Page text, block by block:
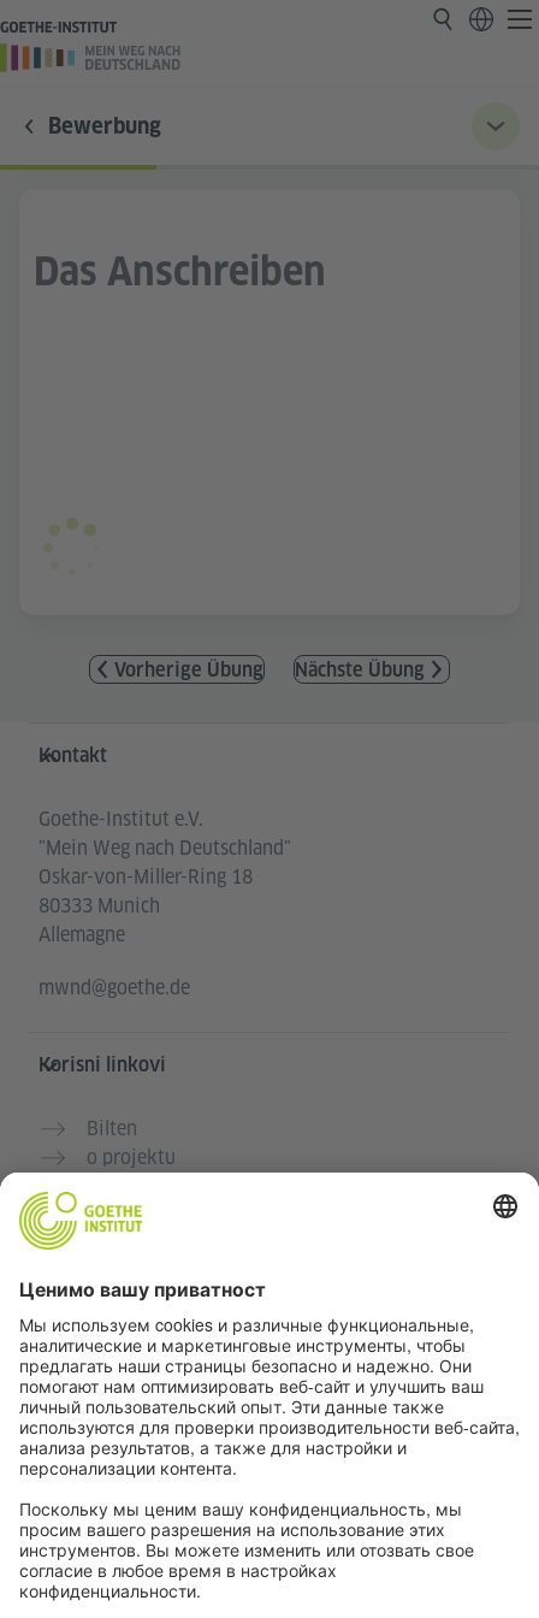
Bewerbung
Das Anschreiben
Vorherige Übung Nächste Übung
Service- und Informationsbereich
Kontakt
Goethe-Institut e.V.
"Mein Weg nach Deutschland"
Oskar-von-Miller-Ring 18
80333 Munich
Allemagne
mwnd@goethe.de
Korisni linkovi
Bilten
o projektu
Zajednica „Deutsch für dich“
Vežbajte nemački besplatno
Kurse nemačkog jezika Goethe-Instituta
Portal za nastavnike „Deutschstunde“
Privatnost i pristupačnost
Podešavanja privatnosti